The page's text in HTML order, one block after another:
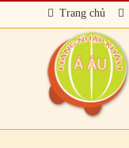
Trang chủ